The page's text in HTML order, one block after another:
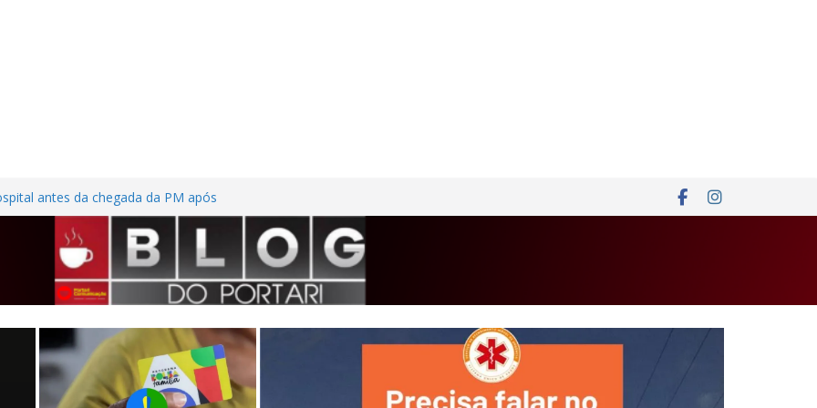
antes da chegada da PM após
ferimentos nas mãos em Frutal
casa desabitada e furtam bicicleta,
no Centro de Frutal
em investimentos, obras de melhoria
seguem em ritmo avançado
contra trabalhadora do estacionamento
em Frutal
na MG-255 após motorista tentar evitar
de obras